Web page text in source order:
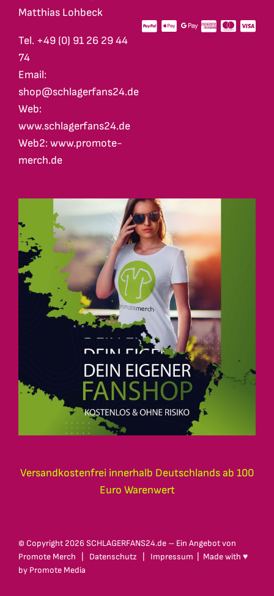
Matthias Lohbeck
Tel. +49 (0) 91 26 29 44
74
Email:
shop@schlagerfans24.de
Web:
www.schlagerfans24.de
Web2: www.promote-
merch.de
Versandkostenfrei innerhalb Deutschlands ab 100
Euro Warenwert
© Copyright 2026 SCHLAGERFANS24.de – Ein Angebot von
Promote Merch
Datenschutz Impressum | Made with ♥
by Promote Media